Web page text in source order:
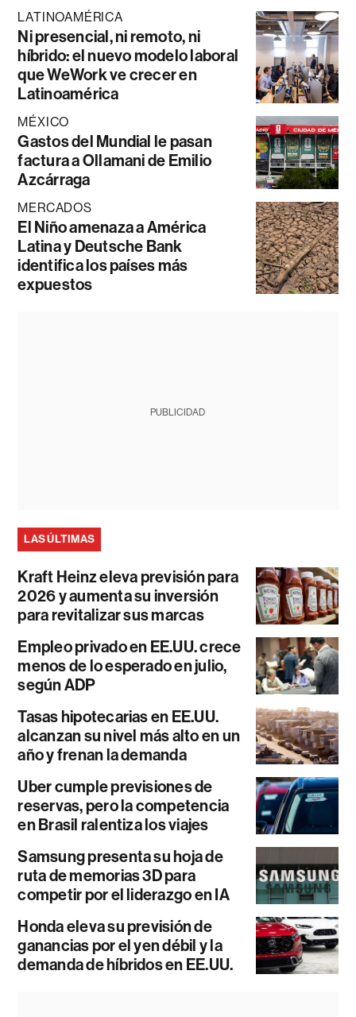
LATINOAMÉRICA
Ni presencial, ni remoto, ni
híbrido: el nuevo modelo laboral
que WeWork ve crecer en
Latinoamérica
MÉXICO
Gastos del Mundial le pasan
factura a Ollamani de Emilio
Azcárraga
MERCADOS
El Niño amenaza a América
Latina y Deutsche Bank
identifica los países más
expuestos
PUBLICIDAD
LAS ÚLTIMAS
Kraft Heinz eleva previsión para
2026 y aumenta su inversión
para revitalizar sus marcas
Empleo privado en EE.UU. crece
menos de lo esperado en julio,
según ADP
Tasas hipotecarias en EE.UU.
alcanzan su nivel más alto en un
año y frenan la demanda
Uber cumple previsiones de
reservas, pero la competencia
en Brasil ralentiza los viajes
Samsung presenta su hoja de
ruta de memorias 3D para
competir por el liderazgo en IA
Honda eleva su previsión de
ganancias por el yen débil y la
demanda de híbridos en EE.UU.